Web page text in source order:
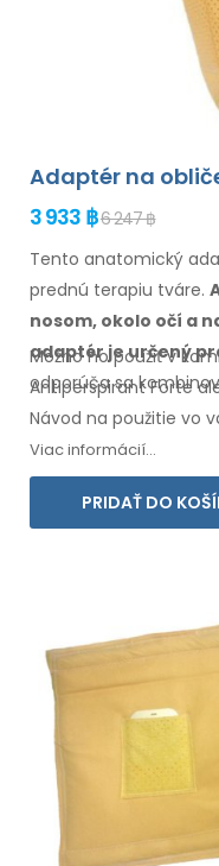
Adaptér na
3 933 ฿6 247 ฿
Tento anatomický
prednú terapiu tváre.
nosom, okolo očí a
adaptérje určený
odporúča sa
Možno ho použiť v
Antiperspirant Forte
Návod na použitie vo
Viac informácií...
PRIDAŤ DO